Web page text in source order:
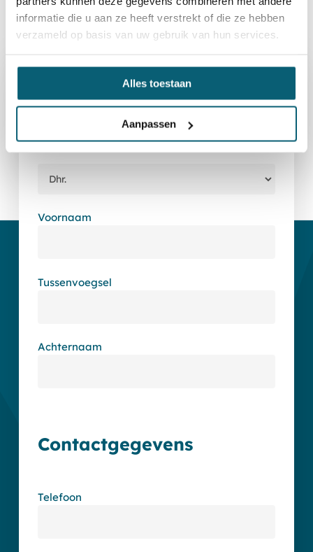
informatie die u aan ze heeft verstrekt of die ze hebben
verzameld op basis van uw gebruik van hun services.
Alles toestaan
Aanpassen
Bel mij terug
Persoonsgegevens
Voornaam
Tussenvoegsel
Achternaam
Contactgegevens
Telefoon